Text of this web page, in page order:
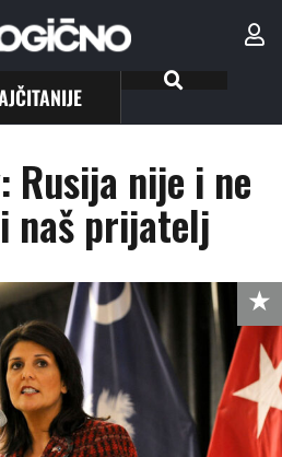
Rusija nije i ne
naš prijatelj